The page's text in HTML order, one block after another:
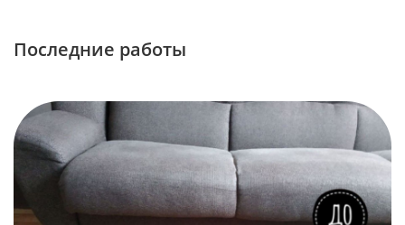
Последние работы